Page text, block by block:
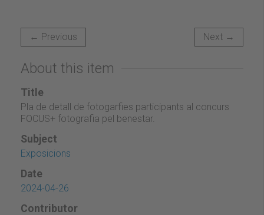
← Previous Next →
About this item
Title
Pla de detall de fotogarfies participants al concurs
FOCUS+ fotografia pel benestar.
Subject
Exposicions
Date
2024-04-26
Contributor